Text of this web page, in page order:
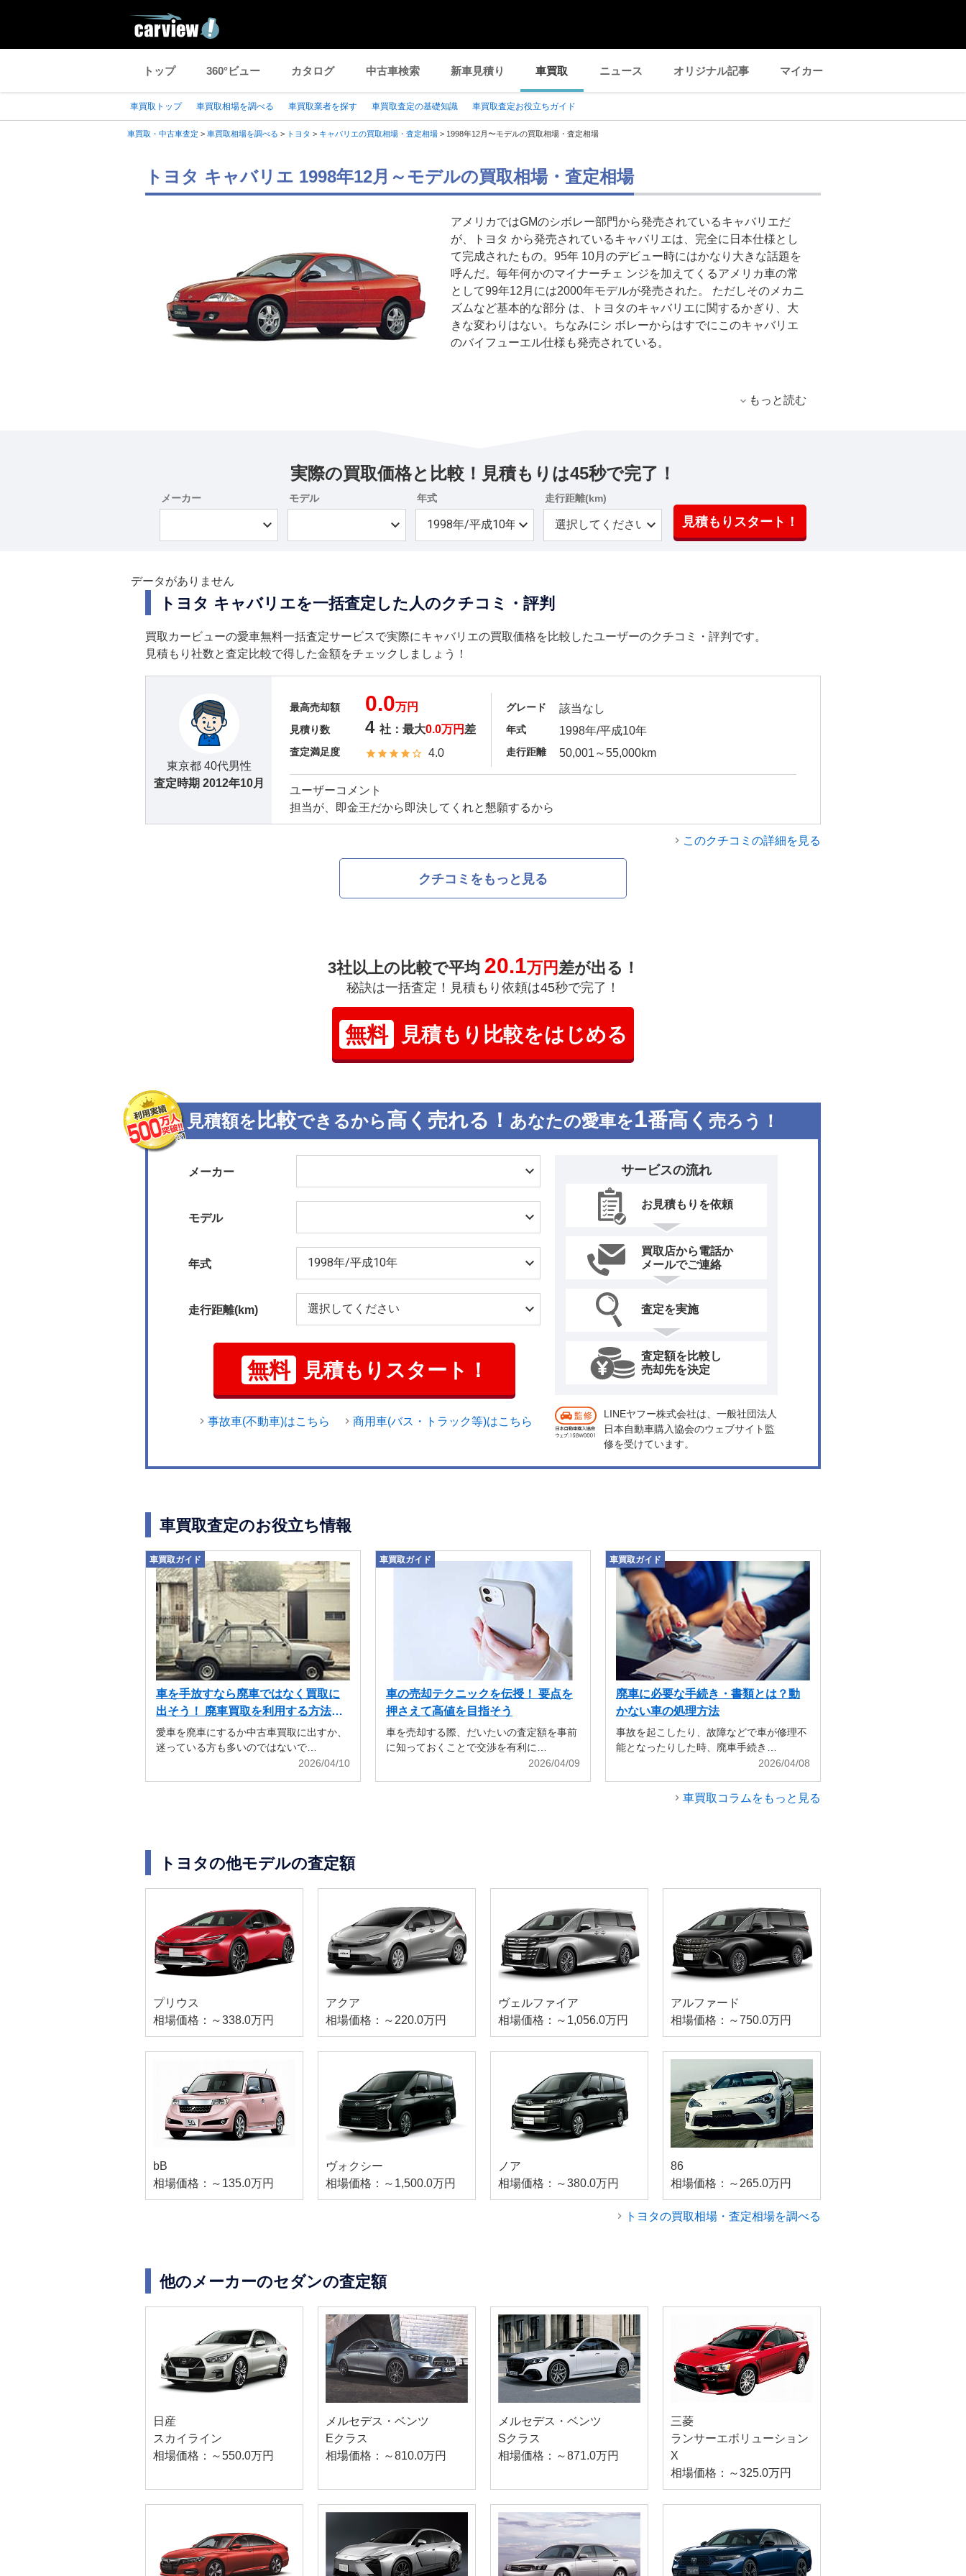
トップ 360°ビュー カタログ 中古車検索 新車見積り 車買取 ニュース オリジナル記事 マイカー
車買取トップ 車買取相場を調べる 車買取業者を探す 車買取査定の基礎知識 車買取査定お役立ちガイド
車買取・中古車査定 > 車買取相場を調べる > トヨタ > キャバリエの買取相場・査定相場 > 1998年12月〜モデルの買取相場・査定相場
トヨタ キャバリエ 1998年12月～モデルの買取相場・査定相場
アメリカではGMのシボレー部門から発売されているキャバリエだ
が、トヨタ から発売されているキャバリエは、完全に日本仕様とし
て完成されたもの。95年 10月のデビュー時にはかなり大きな話題を
呼んだ。毎年何かのマイナーチェ ンジを加えてくるアメリカ車の常
として99年12月には2000年モデルが発売された。 ただしそのメカニ
ズムなど基本的な部分 は、トヨタのキャバリエに関するかぎり、大
きな変わりはない。ちなみにシ ボレーからはすでにこのキャバリエ
のバイフューエル仕様も発売されている。
もっと読む
実際の買取価格と比較！見積もりは45秒で完了！
メーカー モデル 年式 走行距離(km)
見積もりスタート！
データがありません
トヨタ キャバリエを一括査定した人のクチコミ・評判
買取カービューの愛車無料一括査定サービスで実際にキャバリエの買取価格を比較したユーザーのクチコミ・評判です。
見積もり社数と査定比較で得した金額をチェックしましょう！
東京都 40代男性
査定時期 2012年10月
最高売却額 0.0万円
見積り数 4 社：最大0.0万円 差
査定満足度 4.0
グレード 該当なし
年式 1998年/平成10年
走行距離 50,001～55,000km
ユーザーコメント
担当が、即金王だから即決してくれと懇願するから
このクチコミの詳細を見る
クチコミをもっと見る
3社以上の比較で平均 20.1万円差が出る！
秘訣は一括査定！見積もり依頼は45秒で完了！
無料 見積もり比較をはじめる
見積額を 比較できるから高く売れる！ あなたの愛車を1番高く 売ろう！
メーカー
モデル
年式
走行距離(km)
無料 見積もりスタート！
事故車(不動車)はこちら 商用車(バス・トラック等)はこちら
サービスの流れ
お見積もりを依頼
買取店から電話か
メールでご連絡
査定を実施
査定額を比較し
売却先を決定
LINEヤフー株式会社は、一般社団法人
日本自動車購入協会のウェブサイト監
修を受けています。
車買取査定のお役立ち情報
車買取ガイド
車を手放すなら廃車ではなく買取に
出そう！ 廃車買取を利用する方法も
解説
愛車を廃車にするか中古車買取に出すか、
迷っている方も多いのではないで…
2026/04/10
車買取ガイド
車の売却テクニックを伝授！ 要点を
押さえて高値を目指そう
車を売却する際、だいたいの査定額を事前
に知っておくことで交渉を有利に…
2026/04/09
車買取ガイド
廃車に必要な手続き・書類とは？動
かない車の処理方法
事故を起こしたり、故障などで車が修理不
能となったりした時、廃車手続き…
2026/04/08
車買取コラムをもっと見る
トヨタの他モデルの査定額
プリウス
相場価格：～338.0万円
アクア
相場価格：～220.0万円
ヴェルファイア
相場価格：～1,056.0万円
アルファード
相場価格：～750.0万円
bB
相場価格：～135.0万円
ヴォクシー
相場価格：～1,500.0万円
ノア
相場価格：～380.0万円
86
相場価格：～265.0万円
トヨタの買取相場・査定相場を調べる
他のメーカーのセダンの査定額
日産
スカイライン
相場価格：～550.0万円
メルセデス・ベンツ
Eクラス
相場価格：～810.0万円
メルセデス・ベンツ
Sクラス
相場価格：～871.0万円
三菱
ランサーエボリューション
X
相場価格：～325.0万円